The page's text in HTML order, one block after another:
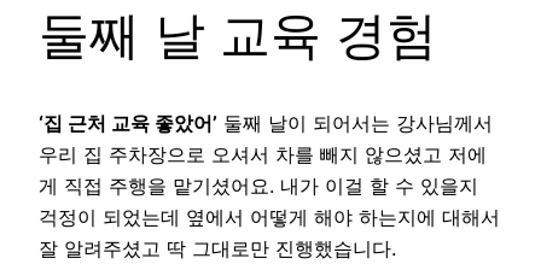
둘째 날 교육 경험
‘집 근처 교육 좋았어’ 둘째 날이 되어서는 강사님께서
우리 집 주차장으로 오셔서 차를 빼지 않으셨고 저에
게 직접 주행을 맡기셨어요. 내가 이걸 할 수 있을지
걱정이 되었는데 옆에서 어떻게 해야 하는지에 대해서
잘 알려주셨고 딱 그대로만 진행했습니다.